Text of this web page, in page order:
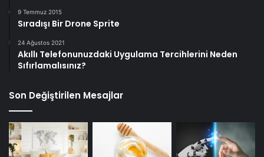
9 Temmuz 2015
Sıradışı Bir Drone Sprite
24 Ağustos 2021
Akıllı Telefonunuzdaki Uygulama Tercihlerini Neden
Sıfırlamalısınız?
Son Değiştirilen Mesajlar